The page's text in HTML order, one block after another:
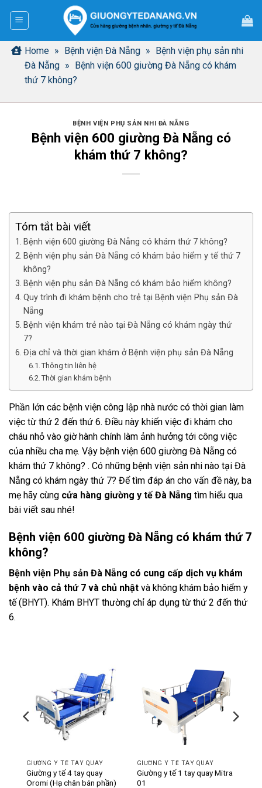
dung Home » Bệnh viện Đà Nẵng » Bệnh viện phụ sản nhi
Đà Nẵng » Bệnh viện 600 giường Đà Nẵng có khám
thứ 7 không?
BỆNH VIỆN PHỤ SẢN NHI ĐÀ NẴNG
Bệnh viện 600 giường Đà Nẵng có
khám thứ 7 không?
Tóm tắt bài viết
Bệnh viện 600 giường Đà Nẵng có khám thứ 7 không?
Bệnh viện phụ sản Đà Nẵng có khám bảo hiểm y tế thứ 7
không?
Bệnh viện phụ sản Đà Nẵng có khám bảo hiểm không?
Quy trình đi khám bệnh cho trẻ tại Bệnh viện Phụ sản Đà
Nẵng
Bệnh viện khám trẻ nào tại Đà Nẵng có khám ngày thứ
7?
Địa chỉ và thời gian khám ở Bệnh viện phụ sản Đà Nẵng
Thông tin liên hệ
Thời gian khám bệnh
Phần lớn các bệnh viện công lập nhà nước có thời gian làm
việc từ thứ 2 đến thứ 6. Điều này khiến việc đi khám cho
cháu nhỏ vào giờ hành chính làm ảnh hưởng tới công việc
của nhiều cha mẹ. Vậy bệnh viện 600 giường Đà Nẵng có
khám thứ 7 không? . Có những bệnh viện sản nhi nào tại Đà
Nẵng có khám ngày thứ 7? Để tìm đáp án cho vấn đề này, ba
mẹ hãy cùng cửa hàng giường y tế Đà Nẵng tìm hiểu qua
bài viết sau nhé!
Bệnh viện 600 giường Đà Nẵng có khám thứ 7
không?
Bệnh viện Phụ sản Đà Nẵng có cung cấp dịch vụ khám
bệnh vào cả thứ 7 và chủ nhật và không khám bảo hiểm y
tế (BHYT). Khám BHYT thường chỉ áp dụng từ thứ 2 đến thứ
6.
GIƯỜNG Y TẾ TAY QUAY
Giường y tế 4 tay quay
Oromi (Hạ chân bán phần)
GIƯỜNG Y TẾ TAY QUAY
Giường y tế 1 tay quay Mitra
01